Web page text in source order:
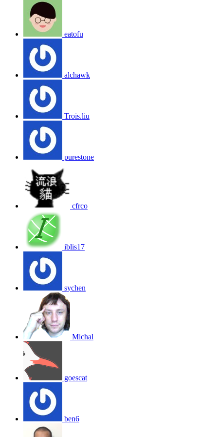
eatofu
alchawk
Trois.liu
purestone
cfrco
iblis17
sychen
Michal
goescat
ben6